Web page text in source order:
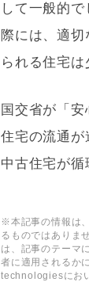
して一般的
際には、適
られる住宅は
国交省が「
住宅の流通が
中古住宅が循
※本記事の情報は
るものではありま
は、記事のテーマ
者に適用されるか
technologiesにお